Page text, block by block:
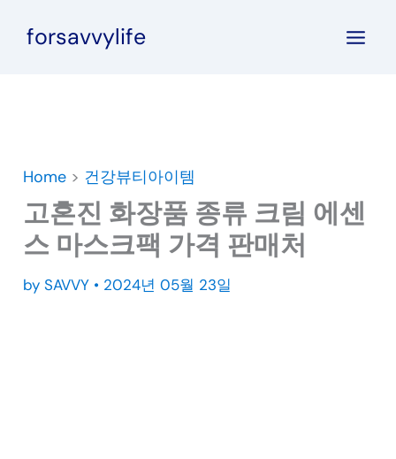
forsavvylife
Home > 건강뷰티아이템
고혼진 화장품 종류 크림 에센
스 마스크팩 가격 판매처
by SAVVY • 2024년 05월 23일